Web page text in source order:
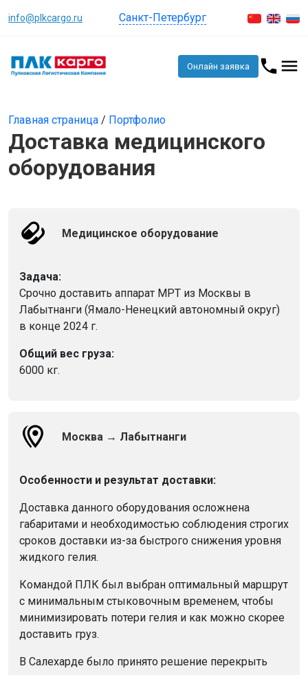
info@plkcargo.ru Санкт-Петербург
Онлайн заявка
Главная страница / Портфолио
Доставка медицинского
оборудования
Медицинское оборудование
Задача:
Срочно доставить аппарат МРТ из Москвы в
Лабытнанги (Ямало-Ненецкий автономный округ)
в конце 2024 г.
Общий вес груза:
6000 кг.
Москва → Лабытнанги
Особенности и результат доставки:
Доставка данного оборудования осложнена
габаритами и необходимостью соблюдения строгих
сроков доставки из-за быстрого снижения уровня
жидкого гелия.
Командой ПЛК был выбран оптимальный маршрут
с минимальным стыковочным временем, чтобы
минимизировать потери гелия и как можно скорее
доставить груз.
В Салехарде было принято решение перекрыть